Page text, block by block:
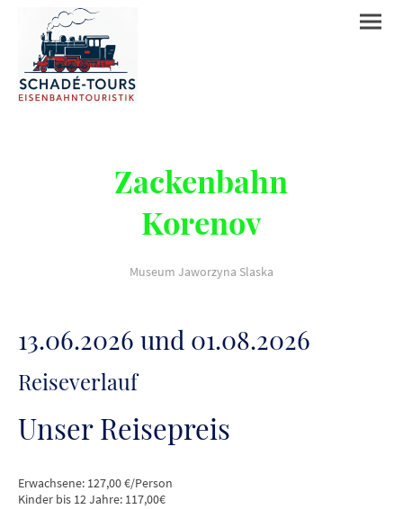
Zackenbahn
Korenov
Museum Jaworzyna Slaska
13.06.2026 und 01.08.2026
Reiseverlauf
Unser Reisepreis
Erwachsene: 127,00 €/Person
Kinder bis 12 Jahre: 117,00€